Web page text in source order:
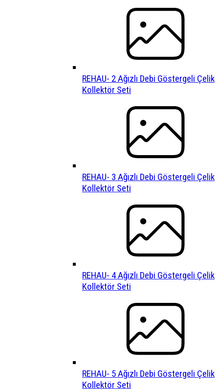
REHAU- 2 Ağızlı Debi Göstergeli Çelik
Kollektör Seti
REHAU- 3 Ağızlı Debi Göstergeli Çelik
Kollektör Seti
REHAU- 4 Ağızlı Debi Göstergeli Çelik
Kollektör Seti
REHAU- 5 Ağızlı Debi Göstergeli Çelik
Kollektör Seti